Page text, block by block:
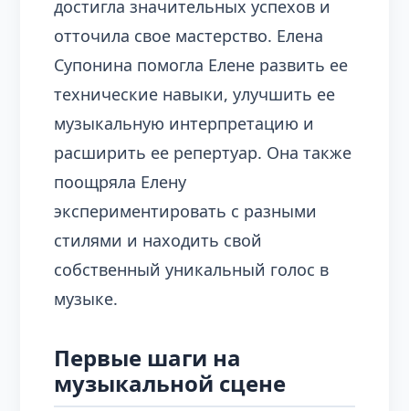
достигла значительных успехов и
отточила свое мастерство. Елена
Супонина помогла Елене развить ее
технические навыки, улучшить ее
музыкальную интерпретацию и
расширить ее репертуар. Она также
поощряла Елену
экспериментировать с разными
стилями и находить свой
собственный уникальный голос в
музыке.
Первые шаги на
музыкальной сцене